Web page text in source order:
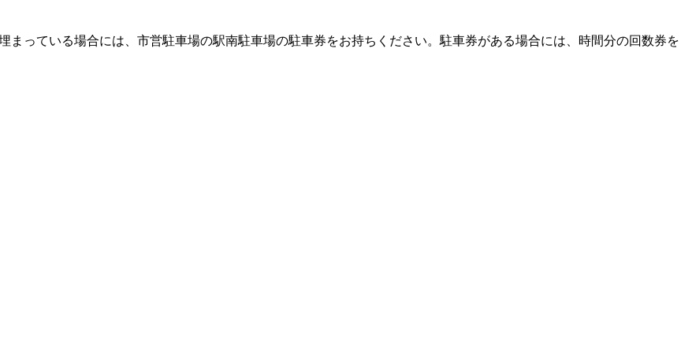
まっている場合には、市営駐車場の駅南駐車場の駐車券をお持ちください。駐車券がある場合には、時間分の回数券を